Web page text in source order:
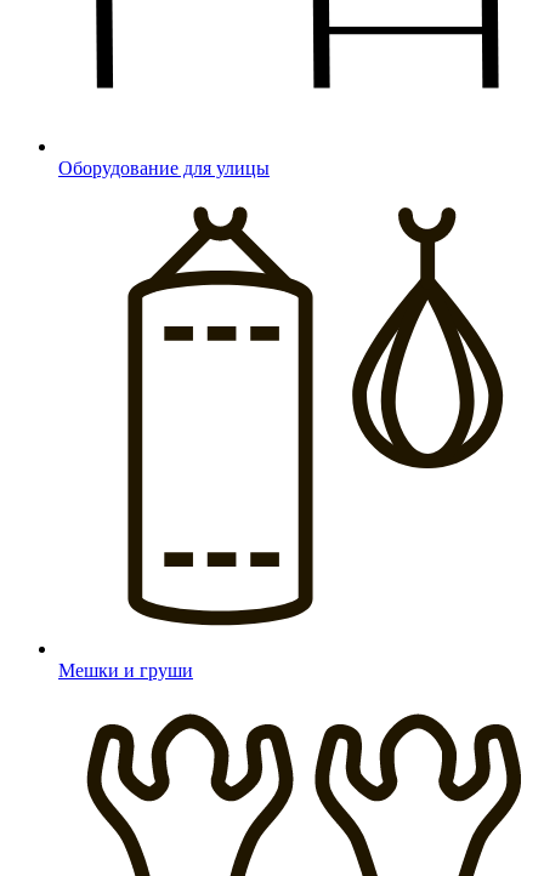
Оборудование для улицы
Мешки и груши